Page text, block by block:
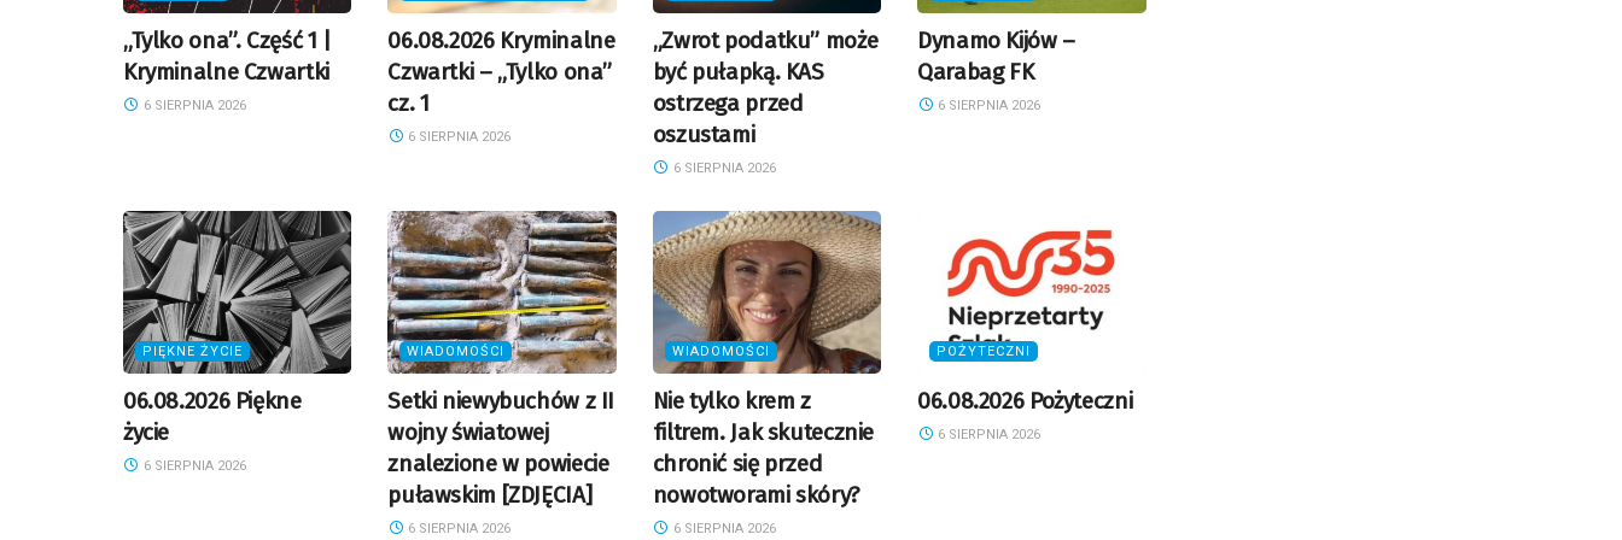
„Tylko ona”. Część 1 |
Kryminalne Czwartki
6 SIERPNIA 2026
06.08.2026 Kryminalne
Czwartki – „Tylko ona”
cz. 1
6 SIERPNIA 2026
„Zwrot podatku” może
być pułapką. KAS
ostrzega przed
oszustami
6 SIERPNIA 2026
Dynamo Kijów –
Qarabag FK
6 SIERPNIA 2026
PIĘKNE ŻYCIE
06.08.2026 Piękne
życie
6 SIERPNIA 2026
WIADOMOŚCI
Setki niewybuchów z II
wojny światowej
znalezione w powiecie
puławskim [ZDJĘCIA]
6 SIERPNIA 2026
WIADOMOŚCI
Nie tylko krem z
filtrem. Jak skutecznie
chronić się przed
nowotworami skóry?
6 SIERPNIA 2026
POŻYTECZNI
06.08.2026 Pożyteczni
6 SIERPNIA 2026